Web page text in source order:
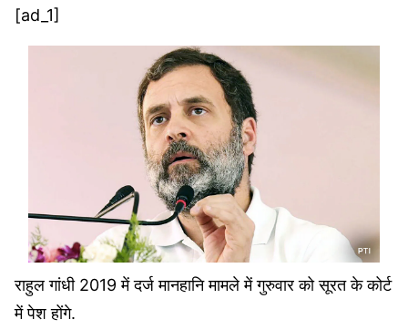
[ad_1]
राहुल गांधी 2019 में दर्ज मानहानि मामले में गुरुवार को सूरत के कोर्ट
में पेश होंगे.